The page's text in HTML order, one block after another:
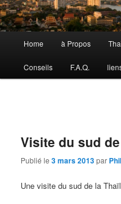
principal
Aller
au
Aller
au
Home à Propos
Conseils F.A.Q.
Visite du sud
Publié le3 mars 2013par
Une visite du sud de la